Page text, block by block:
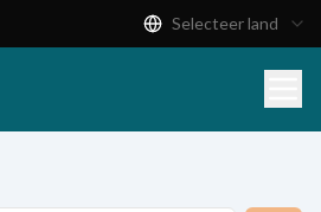
Selecteer land